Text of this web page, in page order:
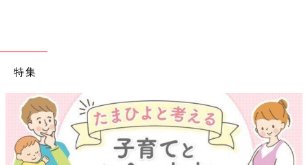
特集
【ワクチン接種できるものも】妊婦の感染症対策、知っておいて！